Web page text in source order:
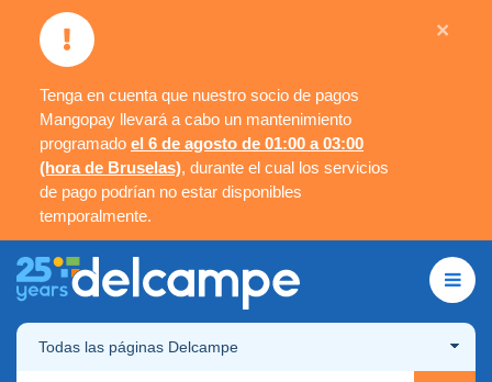
Tenga en cuenta que nuestro socio de pagos
Mangopay llevará a cabo un mantenimiento
programado el 6 de agosto de 01:00 a 03:00
(hora de Bruselas), durante el cual los servicios
de pago podrían no estar disponibles
temporalmente.
×
Todas las páginas Delcampe